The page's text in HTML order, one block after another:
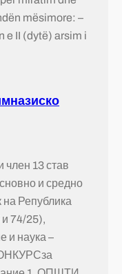
mësimore: –
e II (dytë) arsim i
член 13 став
и средно
Република
и 74/25),
и наука –